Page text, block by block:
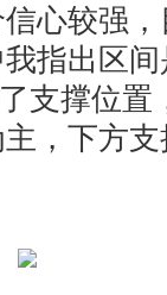
心较强
指出区间
支撑位置
，下方支